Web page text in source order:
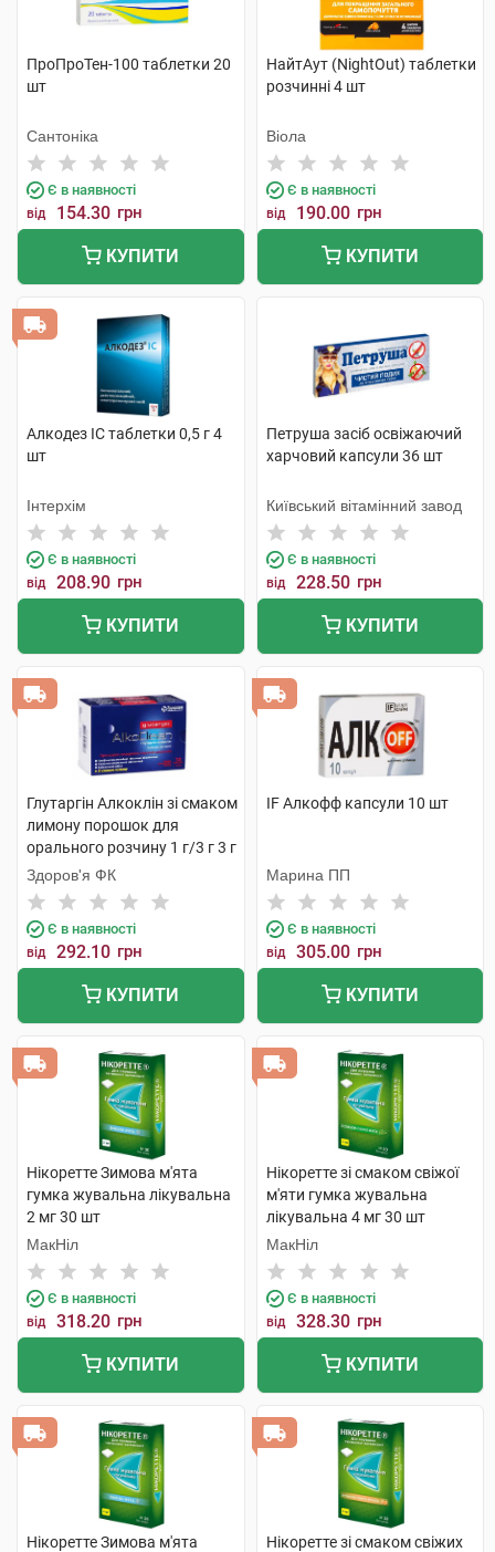
ПроПроТен-100 таблетки 20
шт
Сантоніка
Є в наявності
від 154.30 грн
КУПИТИ
НайтАут (NightOut) таблетки
розчинні 4 шт
Віола
Є в наявності
від 190.00 грн
КУПИТИ
Алкодез IC таблетки 0,5 г 4
шт
Інтерхім
Є в наявності
від 208.90 грн
КУПИТИ
Петруша засіб освіжаючий
харчовий капсули 36 шт
Київський вітамінний завод
Є в наявності
від 228.50 грн
КУПИТИ
Глутаргiн Алкоклiн зі смаком
лимону порошок для
орального розчину 1 г/3 г 3 г
10 пакетів
Здоров'я ФК
Є в наявності
від 292.10 грн
КУПИТИ
IF Алкофф капсули 10 шт
Марина ПП
Є в наявності
від 305.00 грн
КУПИТИ
Нікоретте Зимова м'ята
гумка жувальна лікувальна
2 мг 30 шт
МакНіл
Є в наявності
від 318.20 грн
КУПИТИ
Нікоретте зі смаком свіжої
м'яти гумка жувальна
лікувальна 4 мг 30 шт
МакНіл
Є в наявності
від 328.30 грн
КУПИТИ
Нікоретте Зимова м'ята
Нікоретте зі смаком свіжих